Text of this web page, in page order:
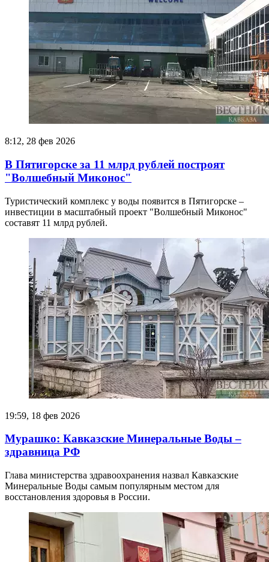
8:12, 28 фев 2026
В Пятигорске за 11 млрд рублей построят
"Волшебный Миконос"
Туристический комплекс у воды появится в Пятигорске –
инвестиции в масштабный проект "Волшебный Миконос"
составят 11 млрд рублей.
19:59, 18 фев 2026
Мурашко: Кавказские Минеральные Воды –
здравница РФ
Глава министерства здравоохранения назвал Кавказские
Минеральные Воды самым популярным местом для
восстановления здоровья в России.